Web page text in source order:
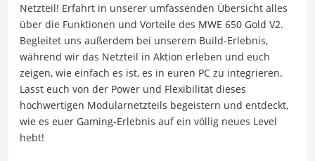
Netzteil! Erfahrt in unserer umfassenden Übersicht alles
über die Funktionen und Vorteile des MWE 650 Gold V2.
Begleitet uns außerdem bei unserem Build-Erlebnis,
während wir das Netzteil in Aktion erleben und euch
zeigen, wie einfach es ist, es in euren PC zu integrieren.
Lasst euch von der Power und Flexibilität dieses
hochwertigen Modularnetzteils begeistern und entdeckt,
wie es euer Gaming-Erlebnis auf ein völlig neues Level
hebt!